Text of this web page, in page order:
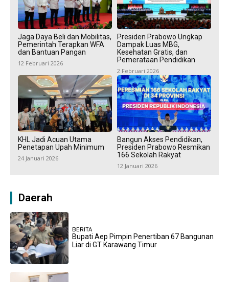
Jaga Daya Beli dan Mobilitas,
Pemerintah Terapkan WFA
dan Bantuan Pangan
12 Februari 2026
Presiden Prabowo Ungkap
Dampak Luas MBG,
Kesehatan Gratis, dan
Pemerataan Pendidikan
2 Februari 2026
KHL Jadi Acuan Utama
Penetapan Upah Minimum
24 Januari 2026
Bangun Akses Pendidikan,
Presiden Prabowo Resmikan
166 Sekolah Rakyat
12 Januari 2026
Daerah
BERITA
Bupati Aep Pimpin Penertiban 67 Bangunan
Liar di GT Karawang Timur